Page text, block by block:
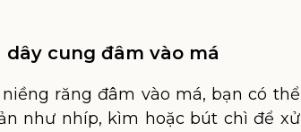
dây cung đâm vào má
răng đâm vào má, bạn có thể
như nhíp, kìm hoặc bút chì để xử